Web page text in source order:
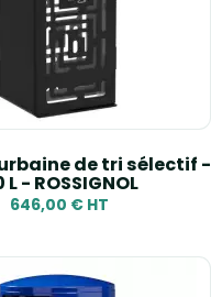
de tri sélectif -
L - ROSSIGNOL
646,00 € HT